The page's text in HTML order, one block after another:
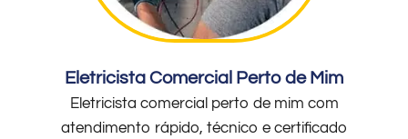
Eletricista Comercial Perto de Mim
Eletricista comercial perto de mim com
atendimento rápido, técnico e certificado